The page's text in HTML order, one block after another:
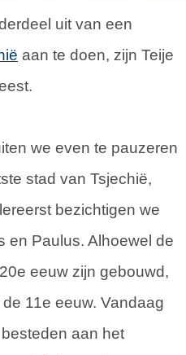
uit van een
aan te doen, zijn Teije
we even te pauzeren
stad van Tsjechië,
bezichtigen we
en Paulus. Alhoewel de
eeuw zijn gebouwd,
11e eeuw. Vandaag
aan het